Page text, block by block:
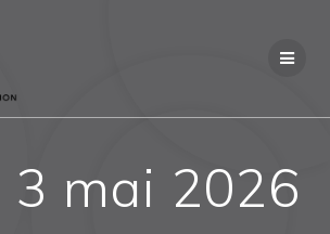
3 mai 2026